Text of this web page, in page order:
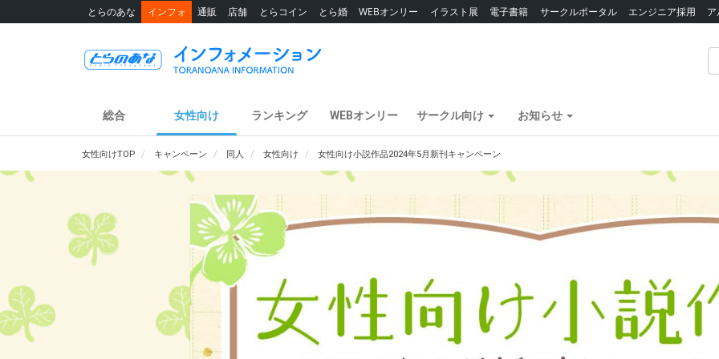
とらのあな インフォ 通販 店舗 とらコイン とら婚 WEBオンリー イラスト展 電子書籍 サークルポータル エンジニア採用
総合 女性向け ランキング WEBオンリー サークル向け お知らせ
女性向けTOP キャンペーン 同人 女性向け 女性向け小説作品2024年5月新刊キャンペーン